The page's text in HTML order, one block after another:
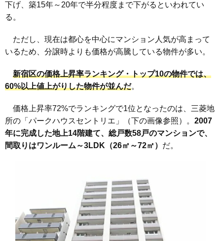
下げ、築15年～20年で半分程度まで下がるといわれてい
る。
ただし、現在は都心を中心にマンション人気が高まって
いるため、分譲時よりも価格が高騰している物件が多い。
新宿区の価格上昇率ランキング・トップ10の物件では、
60%以上値上がりした物件が並んだ。
価格上昇率72%でランキングで1位となったのは、三菱地
所の「パークハウスセントリエ」（下の画像参照）。 2007
年に完成した地上14階建て、総戸数58戸のマンションで、
間取りはワンルーム～3LDK（26㎡～72㎡） だ。